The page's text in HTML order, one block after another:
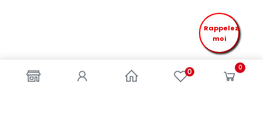
0 0
Rappelez
moi